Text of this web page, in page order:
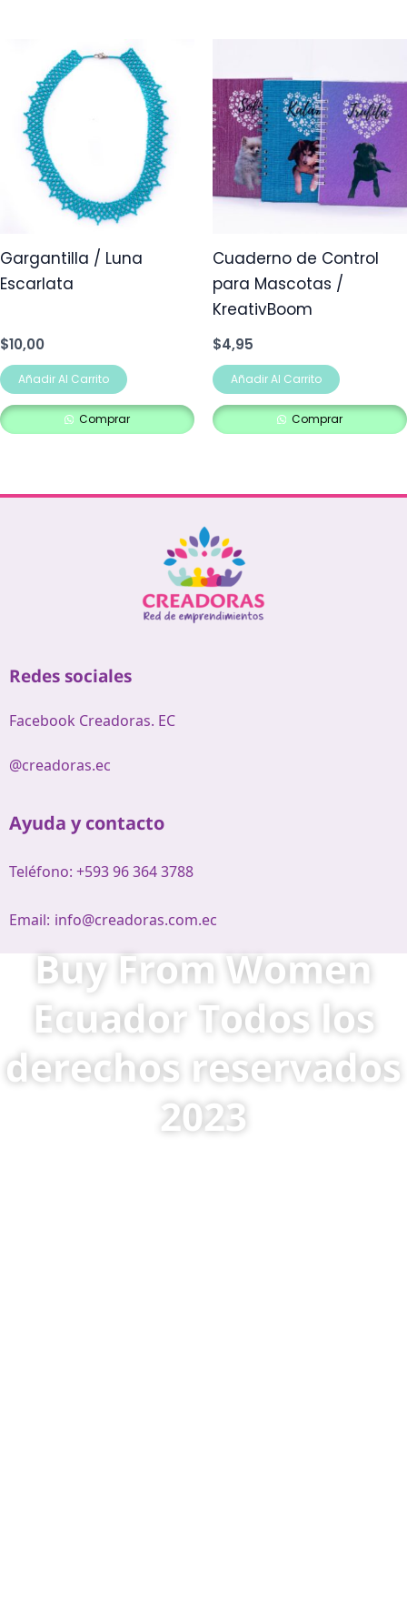
Gargantilla / Luna
Escarlata
$10,00
Añadir Al Carrito
Comprar
Cuaderno de Control
para Mascotas /
KreativBoom
$4,95
Añadir Al Carrito
Comprar
Redes sociales
Facebook Creadoras. EC
@creadoras.ec
Ayuda y contacto
Teléfono: +593 96 364 3788
Email: info@creadoras.com.ec
Buy From Women
Ecuador Todos los
derechos reservados
2023